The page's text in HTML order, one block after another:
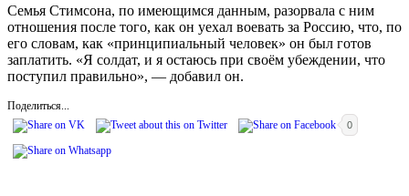
Семья Стимсона, по имеющимся данным, разорвала с ним
отношения после того, как он уехал воевать за Россию, что, по
его словам, как «принципиальный человек» он был готов
заплатить. «Я солдат, и я остаюсь при своём убеждении, что
поступил правильно», — добавил он.
Поделиться...
0